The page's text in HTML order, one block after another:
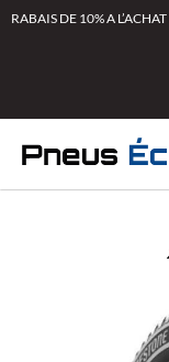
AllerRABAIS DE 10% A